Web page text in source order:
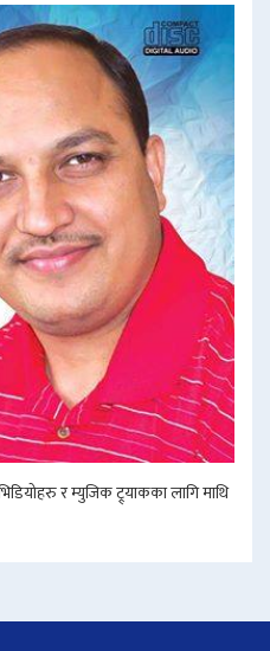
र म्युजिक ट्र्याकका लागि माथि